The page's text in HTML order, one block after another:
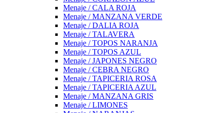
Menaje / CALA ROJA
Menaje / MANZANA VERDE
Menaje / DALIA ROJA
Menaje / TALAVERA
Menaje / TOPOS NARANJA
Menaje / TOPOS AZUL
Menaje / JAPONES NEGRO
Menaje / CEBRA NEGRO
Menaje / TAPICERIA ROSA
Menaje / TAPICERIA AZUL
Menaje / MANZANA GRIS
Menaje / LIMONES